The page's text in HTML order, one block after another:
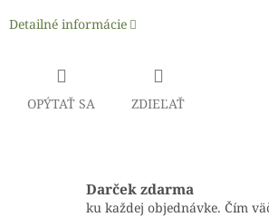
Detailné informácie
OPÝTAŤ SA ZDIEĽAŤ
Darček zdarma
ku každej objednávke. Čím